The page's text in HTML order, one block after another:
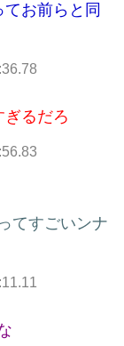
お前らと同
るだろ
てすごいンナ